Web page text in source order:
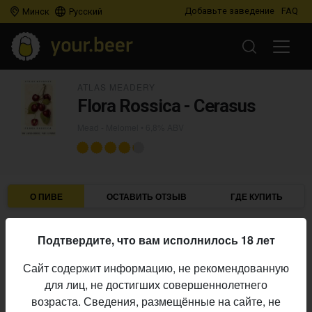
Минск Русский Добавьте заведение FAQ
Flora Rossica - Cerasus
О ПИВЕ ОСТАВИТЬ ОТЗЫВ ГДЕ КУПИТЬ
Пивоварня:
Алкоголь:
6,8%
Начало
выпуска:
30.09.2020
Подтвердите, что вам исполнилось 18 лет
Сайт содержит информацию, не рекомендованную
для лиц, не достигших совершеннолетнего
возраста. Сведения, размещённые на сайте, не